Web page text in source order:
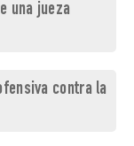
una jueza
contra la